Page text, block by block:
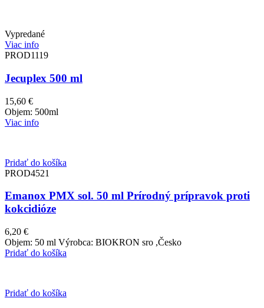
Vypredané
Viac info
PROD1119
Jecuplex 500 ml
15,60 €
Objem: 500ml
Viac info
Pridať do košíka
PROD4521
Emanox PMX sol. 50 ml Prírodný prípravok proti
kokcidióze
6,20 €
Objem: 50 ml Výrobca: BIOKRON sro ,Česko
Pridať do košíka
Pridať do košíka